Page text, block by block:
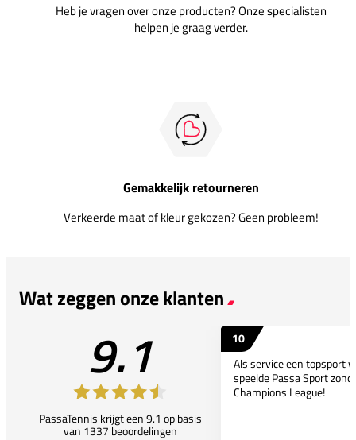
Heb je vragen over onze producten? Onze specialisten
helpen je graag verder.
Gemakkelijk retourneren
Verkeerde maat of kleur gekozen? Geen probleem!
Wat zeggen onze klanten
9.1
PassaTennis krijgt een 9.1 op basis
van 1337 beoordelingen
10
Als service een topsport
speelde Passa Sport
Champions League!